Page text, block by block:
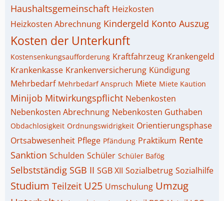
Haushaltsgemeinschaft Heizkosten
Heizkosten Abrechnung Kindergeld Konto Auszug
Kosten der Unterkunft
Kostensenkungsaufforderung Kraftfahrzeug Krankengeld
Krankenkasse Krankenversicherung Kündigung
Mehrbedarf Mehrbedarf Anspruch Miete Miete Kaution
Minijob Mitwirkungspflicht Nebenkosten
Nebenkosten Abrechnung Nebenkosten Guthaben
Obdachlosigkeit Ordnungswidrigkeit Orientierungsphase
Ortsabwesenheit Pflege Pfändung Praktikum Rente
Sanktion Schulden Schüler Schüler Bafög
Selbstständig SGB II SGB XII Sozialbetrug Sozialhilfe
Studium Teilzeit U25 Umschulung Umzug